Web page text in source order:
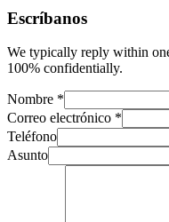
Escríbanos
We typically reply within
100% confidentially.
Nombre *
Correo electrónico *
Teléfono
Asunto